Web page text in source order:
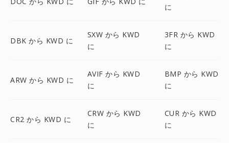
に
DBK から KWD に
SXW から KWD
に
3FR から KWD
に
ARW から KWD に
AVIF から KWD
に
BMP から KWD
に
CR2 から KWD に
CRW から KWD
に
CUR から KWD
に